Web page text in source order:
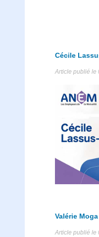
Cécile
Article publié le
Valérie
Article publié le